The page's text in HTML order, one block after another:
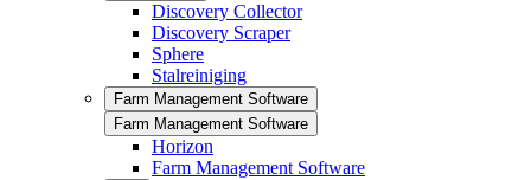
Discovery Collector
Discovery Scraper
Sphere
Stalreiniging
Farm Management Software
Farm Management Software
Horizon
Farm Management Software